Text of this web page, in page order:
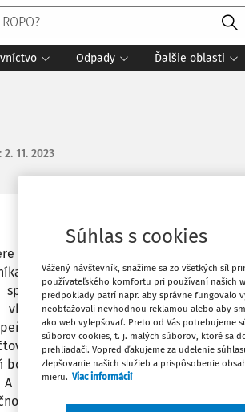
Odpady Ďalšie oblasti
: 2. 11. 2023
svojej dcéry sídlo v inom štáte EU
sa spoločnosť B v EU presídli
spoločnosť C. Spoločnosť A vložila
vklad podielové cenné papiere,
vkladu v spoločnosti A je
v spoločnosti A oceňovací rozdiel
bolo rozhodnuté, že spoločnosť C sa
sa navýši základné imanie o hodnotu
A 500, ZI spoločnosti C 200,
Súhlas s cookies
Vážený návštevník, snažíme sa zo všetkých síl
používateľského komfortu pri používaní našich
predpoklady patrí napr. aby správne fungovalo
neobťažovali nevhodnou reklamou alebo aby
ako web vylepšovať. Preto od Vás potrebujeme
súborov cookies, t. j. malých súborov, ktoré sa
prehliadači. Vopred ďakujeme za udelenie
zlepšovanie našich služieb a prispôsobenie
mieru. Viac informácií